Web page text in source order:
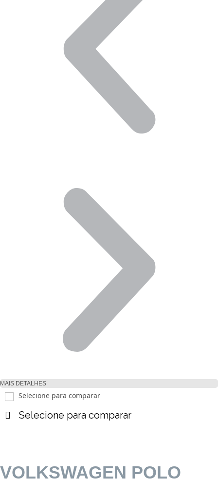
MAIS DETALHES
Selecione para comparar
Selecione para comparar
VOLKSWAGEN POLO